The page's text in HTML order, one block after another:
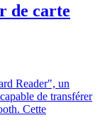
de carte
Reader", un
de transférer
Cette